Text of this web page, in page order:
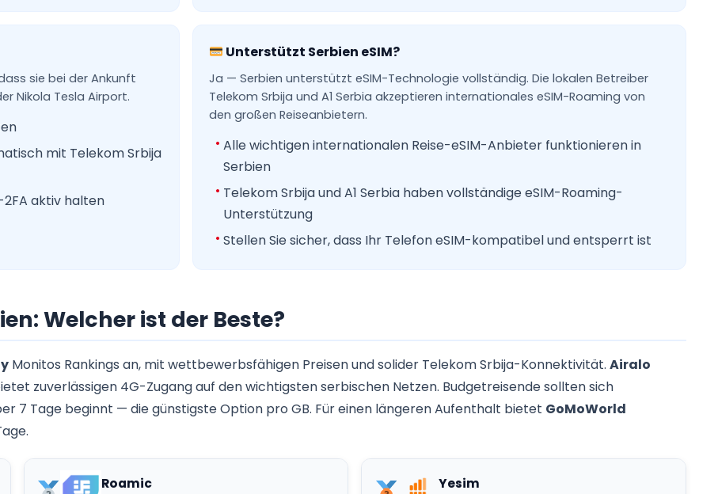
sie bei der Ankunft
Nikola Tesla Airport.
mit Telekom Srbija
aktiv halten
Unterstützt Serbien eSIM?
Ja — Serbien unterstützt eSIM-Technologie vollständig. Die lokalen Betreiber
Telekom Srbija und A1 Serbia akzeptieren internationales eSIM-Roaming von
den großen Reiseanbietern.
Alle wichtigen internationalen Reise-eSIM-Anbieter funktionieren in
Serbien
Telekom Srbija und A1 Serbia haben vollständige eSIM-Roaming-
Unterstützung
Stellen Sie sicher, dass Ihr Telefon eSIM-kompatibel und entsperrt ist
Welcher ist der Beste?
Monitos Rankings an, mit wettbewerbsfähigen Preisen und solider Telekom Srbija-Konnektivität. Airalo
zuverlässigen 4G-Zugang auf den wichtigsten serbischen Netzen. Budgetreisende sollten sich
7 Tage beginnt — die günstigste Option pro GB. Für einen längeren Aufenthalt bietet GoMoWorld
Roamic Yesim